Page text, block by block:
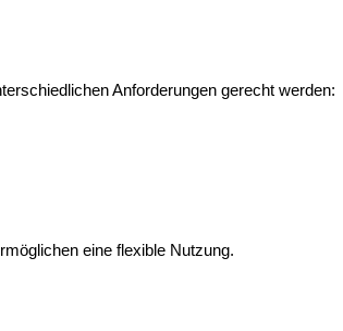
Anforderungen gerecht werden:
eine flexible Nutzung.